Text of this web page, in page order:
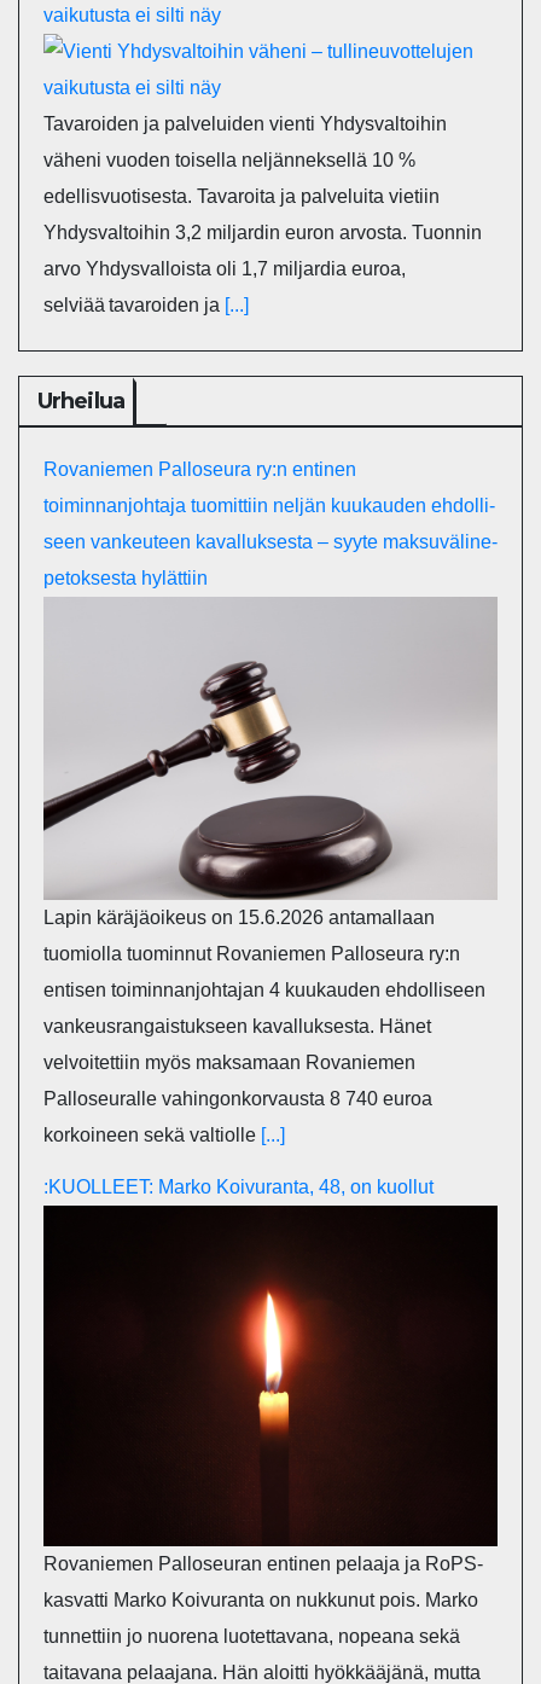
vaikutusta ei silti näy
Tavaroiden ja palveluiden vienti Yhdysvaltoihin
väheni vuoden toisella neljänneksellä 10 %
edellisvuotisesta. Tavaroita ja palveluita vietiin
Yhdysvaltoihin 3,2 miljardin euron arvosta. Tuonnin
arvo Yhdysvalloista oli 1,7 miljardia euroa,
selviää tavaroiden ja [...]
Urheilua
Rovaniemen Palloseura ry:n entinen
toiminnanjohtaja tuo­mit­tiin neljän kuu­kau­den eh­dol­li­
seen van­keu­teen ka­val­luk­ses­ta – syyte mak­su­vä­li­ne­
pe­tok­ses­ta hy­lät­tiin
Lapin käräjäoikeus on 15.6.2026 antamallaan
tuomiolla tuominnut Rovaniemen Palloseura ry:n
entisen toiminnanjohtajan 4 kuukauden ehdolliseen
vankeusrangaistukseen kavalluksesta. Hänet
velvoitettiin myös maksamaan Rovaniemen
Palloseuralle vahingonkorvausta 8 740 euroa
korkoineen sekä valtiolle [...]
:KUOLLEET: Marko Koivuranta, 48, on kuollut
Rovaniemen Palloseuran entinen pelaaja ja RoPS-
kasvatti Marko Koivuranta on nukkunut pois. Marko
tunnettiin jo nuorena luotettavana, nopeana sekä
taitavana pelaajana. Hän aloitti hyökkääjänä, mutta